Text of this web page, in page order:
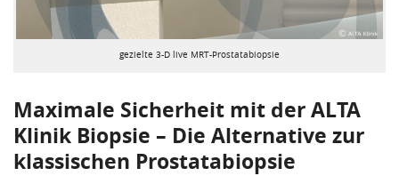
gezielte 3-D live MRT-Prostatabiopsie
Maximale Sicherheit mit der ALTA
Klinik Biopsie – Die Alternative zur
klassischen Prostatabiopsie